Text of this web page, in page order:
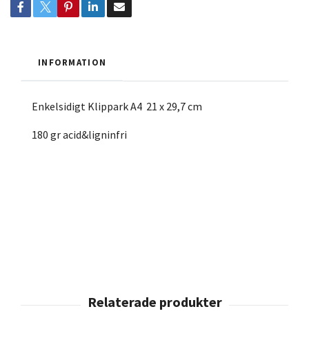
INFORMATION
Enkelsidigt Klippark A4 21 x 29,7 cm
180 gr acid&ligninfri